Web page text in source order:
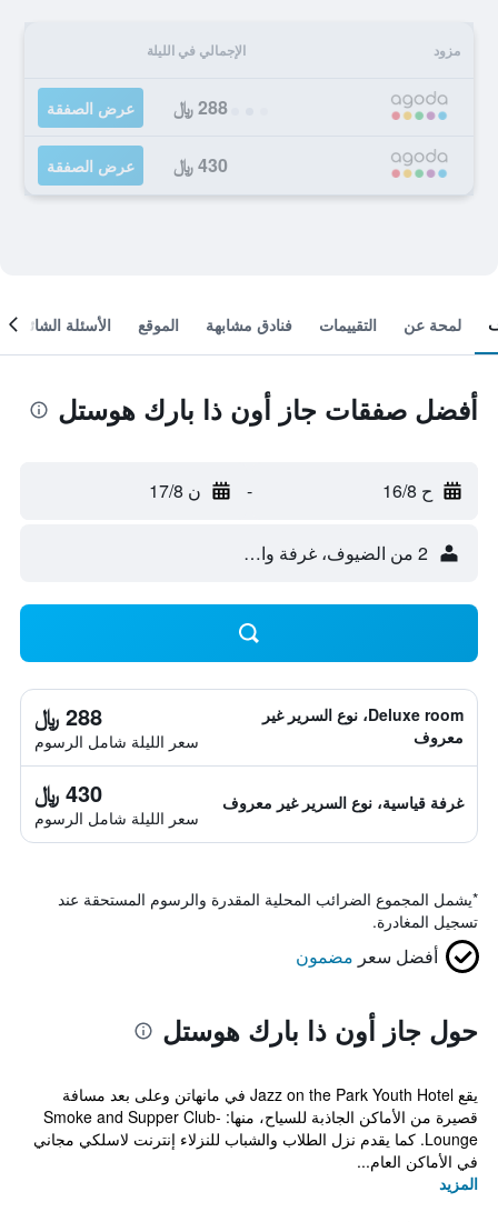
مزود الإجمالي في الليلة
288 ﷼ عرض الصفقة
430 ﷼ عرض الصفقة
لمحة عن التقييمات فنادق مشابهة الموقع الأسئلة الشائعة
أفضل صفقات جاز أون ذا بارك هوستل
ح 16/8 - ن 17/8
2 من الضيوف، غرفة واحدة
Deluxe room، نوع السرير غير
معروف
288 ﷼
سعر الليلة شامل الرسوم
غرفة قياسية، نوع السرير غير معروف 430 ﷼
سعر الليلة شامل الرسوم
*يشمل المجموع الضرائب المحلية المقدرة والرسوم المستحقة عند
تسجيل المغادرة.
أفضل سعر مضمون
حول جاز أون ذا بارك هوستل
يقع Jazz on the Park Youth Hotel في مانهاتن وعلى بعد مسافة
قصيرة من الأماكن الجاذبة للسياح، منها: Smoke and Supper Club-
Lounge. كما يقدم نزل الطلاب والشباب للنزلاء إنترنت لاسلكي مجاني
في الأماكن العام...
المزيد